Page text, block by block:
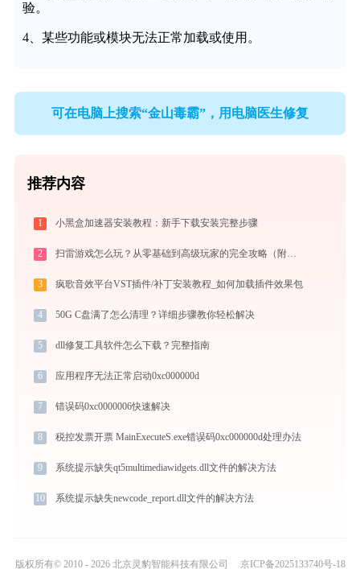
验。
4、某些功能或模块无法正常加载或使用。
可在电脑上搜索“金山毒霸”，用电脑医生修复
推荐内容
1 小黑盒加速器安装教程：新手下载安装完整步骤
2 扫雷游戏怎么玩？从零基础到高级玩家的完全攻略（附必胜技巧）
3 疯歌音效平台VST插件/补丁安装教程_如何加载插件效果包
4 50G C盘满了怎么清理？详细步骤教你轻松解决
5 dll修复工具软件怎么下载？完整指南
6 应用程序无法正常启动0xc000000d
7 错误码0xc0000006快速解决
8 税控发票开票 MainExecuteS.exe错误码0xc000000d处理办法
9 系统提示缺失qt5multimediawidgets.dll文件的解决方法
10 系统提示缺失newcode_report.dll文件的解决方法
版权所有© 2010 - 2026 北京灵豹智能科技有限公司 京ICP备2025133740号-18